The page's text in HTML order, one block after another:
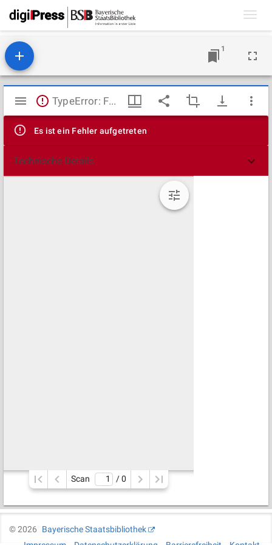
1
Mirador
Viewer
TypeError: Failed to fetch
Es ist ein Fehler aufgetreten
Technische Details
Scan / 0
©2026
Bayerische Staatsbibliothek